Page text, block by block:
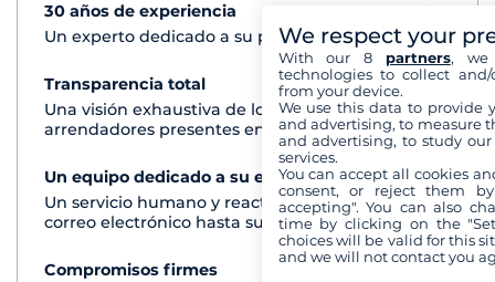
30 años de experiencia
Ver+
Un experto dedicado a su proyecto de crucero
Transparencia total
Ver+
Una visión exhaustiva de los barcos de todos los
arrendadores presentes en cada destino
Un equipo dedicado a su experiencia
Ver+
Un servicio humano y reactivo por teléfono o
correo electrónico hasta su regreso del crucero
Compromisos firmes
Ver+
We respect your
With our 8 partners, we
technologies to collect
from your device.
We use this data to provide
and advertising, to measure
and advertising, to study
services.
You can accept all cookies
consent, or reject them
accepting". You can also
time by clicking on the
choices will be valid for this
and we will not contact you